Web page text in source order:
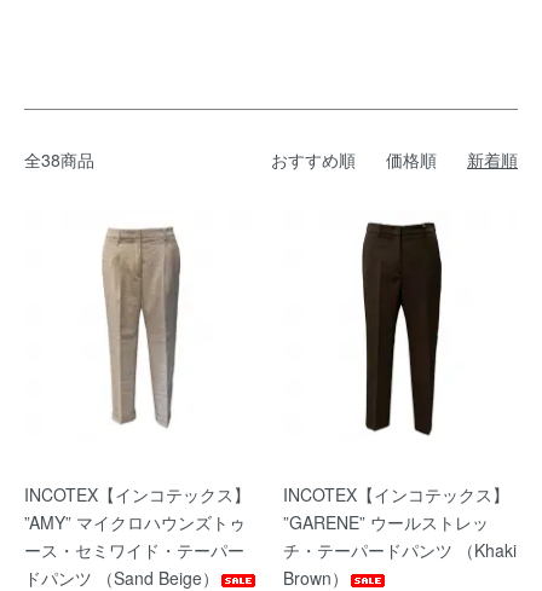
全38商品 おすすめ順 価格順 新着順
INCOTEX【インコテックス】
”AMY” マイクロハウンズトゥ
ース・セミワイド・テーパー
ドパンツ （Sand Beige）
INCOTEX【インコテックス】
”GARENE” ウールストレッ
チ・テーパードパンツ （Khaki
Brown）